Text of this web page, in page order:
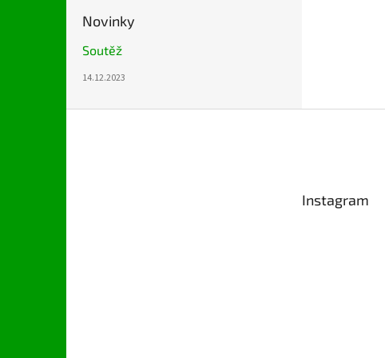
Novinky
Soutěž
14.12.2023
Instagram